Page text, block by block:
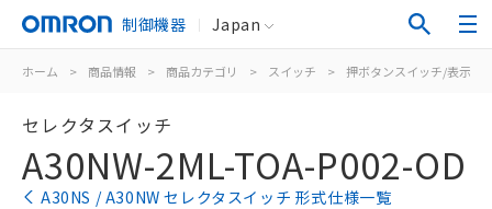
制御機器 Japan
ホーム > 商品情報 > 商品カテゴリ > スイッチ > 押ボタンスイッチ/表示灯
セレクタスイッチ
A30NW-2ML-TOA-P002-OD
A30NS / A30NW セレクタスイッチ 形式仕様一覧